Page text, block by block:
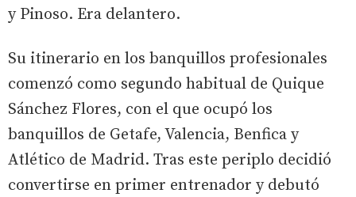
y Pinoso. Era delantero.
Su itinerario en los banquillos profesionales
comenzó como segundo habitual de Quique
Sánchez Flores, con el que ocupó los
banquillos de Getafe, Valencia, Benfica y
Atlético de Madrid. Tras este periplo decidió
convertirse en primer entrenador y debutó